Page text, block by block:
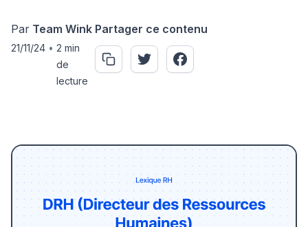
Par Team Wink
21/11/24 • 2 min
de
lecture
Partager ce contenu
Le monde des ressources humaines regorge
de termes spécifiques, mais peu sont aussi